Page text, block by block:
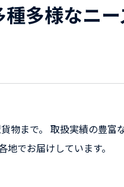
多様なニ
まで。 取扱実績の豊富
でお届けしています。